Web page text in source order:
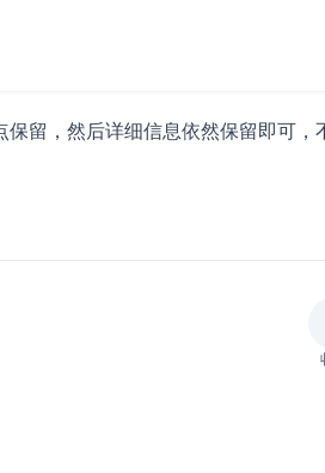
留，然后详细信息依然保留即可